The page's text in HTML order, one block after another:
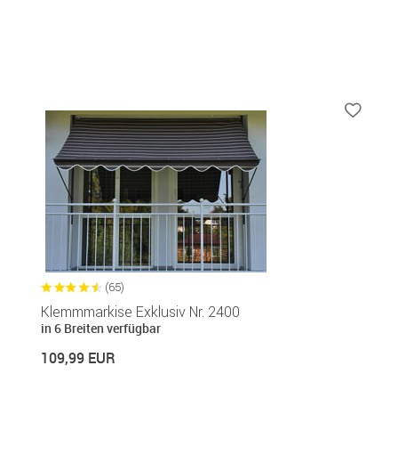
(65)
Klemmmarkise Exklusiv Nr. 2400
in 6 Breiten verfügbar
109,99 EUR